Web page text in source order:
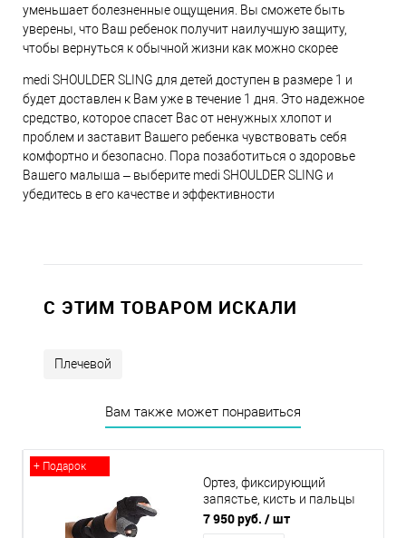
уменьшает болезненные ощущения. Вы сможете быть
уверены, что Ваш ребенок получит наилучшую защиту,
чтобы вернуться к обычной жизни как можно скорее
medi SHOULDER SLING для детей доступен в размере 1 и
будет доставлен к Вам уже в течение 1 дня. Это надежное
средство, которое спасет Вас от ненужных хлопот и
проблем и заставит Вашего ребенка чувствовать себя
комфортно и безопасно. Пора позаботиться о здоровье
Вашего малыша – выберите medi SHOULDER SLING и
убедитесь в его качестве и эффективности
C ЭТИМ ТОВАРОМ ИСКАЛИ
Плечевой
Вам также может понравиться
+ Подарок
Ортез, фиксирующий
запястье, кисть и пальцы
детский ORLIMAN OM6101D
OP / OM6101I OP
7 950 руб. / шт